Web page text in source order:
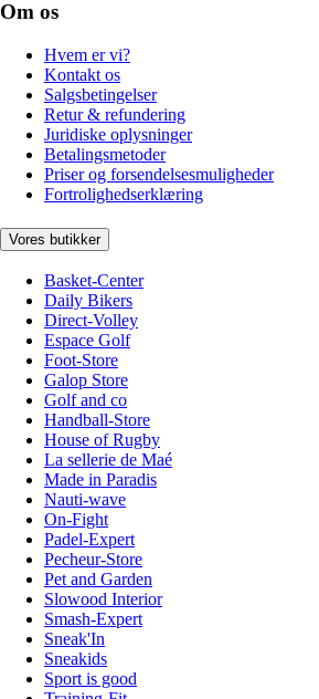
Om os
Hvem er vi?
Kontakt os
Salgsbetingelser
Retur & refundering
Juridiske oplysninger
Betalingsmetoder
Priser og forsendelsesmuligheder
Fortrolighedserklæring
Vores butikker
Basket-Center
Daily Bikers
Direct-Volley
Espace Golf
Foot-Store
Galop Store
Golf and co
Handball-Store
House of Rugby
La sellerie de Maé
Made in Paradis
Nauti-wave
On-Fight
Padel-Expert
Pecheur-Store
Pet and Garden
Slowood Interior
Smash-Expert
Sneak'In
Sneakids
Sport is good